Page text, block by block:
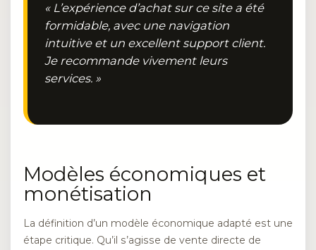
« L’expérience d’achat sur ce site a été
formidable, avec une navigation
intuitive et un excellent support client.
Je recommande vivement leurs
services. »
Modèles économiques et
monétisation
La définition d’un modèle économique adapté est une
étape critique. Qu’il s’agisse de vente directe de